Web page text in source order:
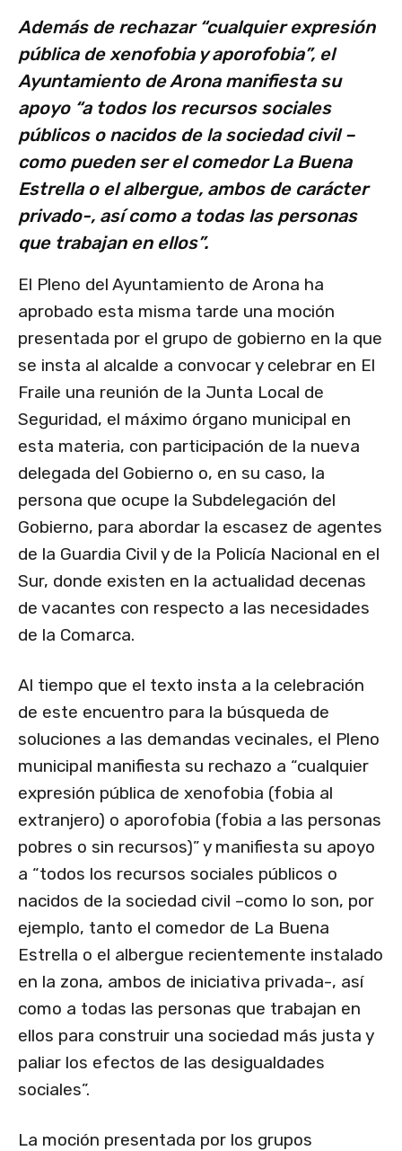
Además de rechazar “cualquier expresión
pública de xenofobia y aporofobia”, el
Ayuntamiento de Arona manifiesta su
apoyo “a todos los recursos sociales
públicos o nacidos de la sociedad civil –
como pueden ser el comedor La Buena
Estrella o el albergue, ambos de carácter
privado-, así como a todas las personas
que trabajan en ellos”.
El Pleno del Ayuntamiento de Arona ha
aprobado esta misma tarde una moción
presentada por el grupo de gobierno en la que
se insta al alcalde a convocar y celebrar en El
Fraile una reunión de la Junta Local de
Seguridad, el máximo órgano municipal en
esta materia, con participación de la nueva
delegada del Gobierno o, en su caso, la
persona que ocupe la Subdelegación del
Gobierno, para abordar la escasez de agentes
de la Guardia Civil y de la Policía Nacional en el
Sur, donde existen en la actualidad decenas
de vacantes con respecto a las necesidades
de la Comarca.
Al tiempo que el texto insta a la celebración
de este encuentro para la búsqueda de
soluciones a las demandas vecinales, el Pleno
municipal manifiesta su rechazo a “cualquier
expresión pública de xenofobia (fobia al
extranjero) o aporofobia (fobia a las personas
pobres o sin recursos)” y manifiesta su apoyo
a “todos los recursos sociales públicos o
nacidos de la sociedad civil –como lo son, por
ejemplo, tanto el comedor de La Buena
Estrella o el albergue recientemente instalado
en la zona, ambos de iniciativa privada-, así
como a todas las personas que trabajan en
ellos para construir una sociedad más justa y
paliar los efectos de las desigualdades
sociales”.
La moción presentada por los grupos